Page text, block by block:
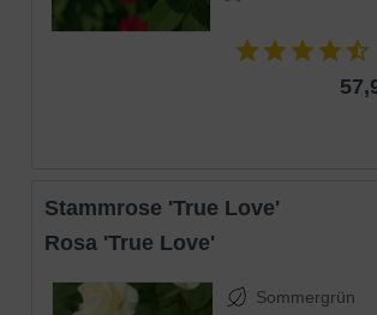
Stammrose 'True Love'
Rosa 'True Love'
Sommergrün